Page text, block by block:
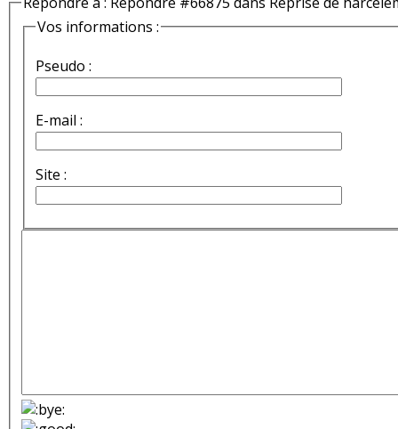
Vos informations :
Pseudo :
E-mail :
Site :